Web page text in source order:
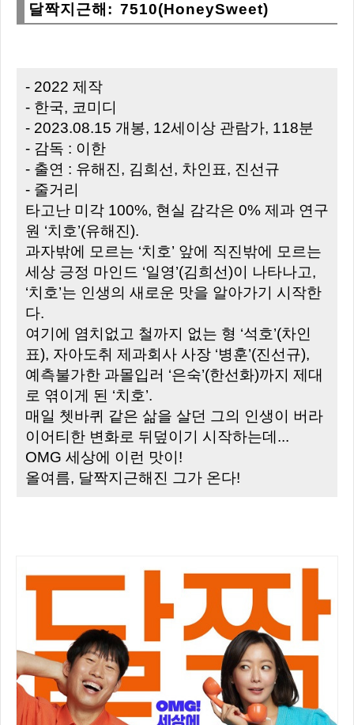
달짝지근해: 7510(HoneySweet)
- 2022 제작
- 한국, 코미디
- 2023.08.15 개봉, 12세이상 관람가, 118분
- 감독 : 이한
- 출연 : 유해진, 김희선, 차인표, 진선규
- 줄거리
타고난 미각 100%, 현실 감각은 0% 제과 연구
원 ‘치호’(유해진).
과자밖에 모르는 ‘치호’ 앞에 직진밖에 모르는
세상 긍정 마인드 ‘일영’(김희선)이 나타나고,
‘치호’는 인생의 새로운 맛을 알아가기 시작한
다.
여기에 염치없고 철까지 없는 형 ‘석호’(차인
표), 자아도취 제과회사 사장 ‘병훈’(진선규),
예측불가한 과몰입러 ‘은숙’(한선화)까지 제대
로 엮이게 된 ‘치호’.
매일 쳇바퀴 같은 삶을 살던 그의 인생이 버라
이어티한 변화로 뒤덮이기 시작하는데...
OMG 세상에 이런 맛이!
올여름, 달짝지근해진 그가 온다!